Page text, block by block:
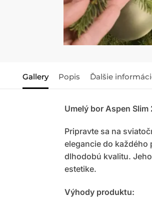
Gallery Popis Ďalšie
Umelý bor Aspen
Pripravte sa na
elegancie do každého
dlhodobú kvalitu.
estetike.
Výhody produktu: